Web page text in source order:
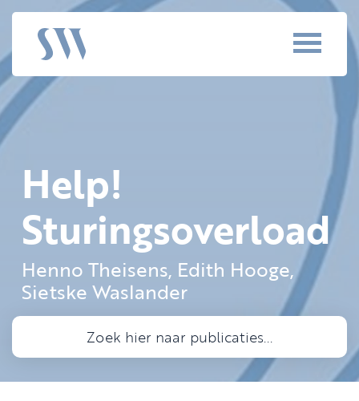
Help!
Sturingsoverload
Henno Theisens, Edith Hooge,
Sietske Waslander